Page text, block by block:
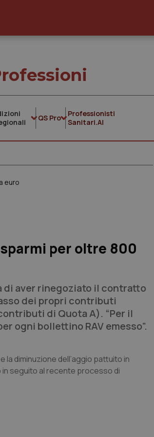
QS Pro
Professionisti
Sanitari.AI
euro
per oltre 800
di aver rinegoziato il contratto
dei propri contributi
di Quota A). “Per il
ogni bollettino RAV emesso”.
la diminuzione dell’aggio pattuito in
in seguito al recente processo di